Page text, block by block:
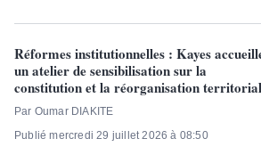
Réformes institutionnelles : Kayes
un atelier de sensibilisation sur la
constitution et la réorganisation
Par Oumar DIAKITE
Publié mercredi 29 juillet 2026 à 08:50